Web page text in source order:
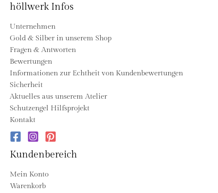
höllwerk Infos
Unternehmen
Gold & Silber in unserem Shop
Fragen & Antworten
Bewertungen
Informationen zur Echtheit von Kundenbewertungen
Sicherheit
Aktuelles aus unserem Atelier
Schutzengel Hilfsprojekt
Kontakt
Kundenbereich
Mein Konto
Warenkorb